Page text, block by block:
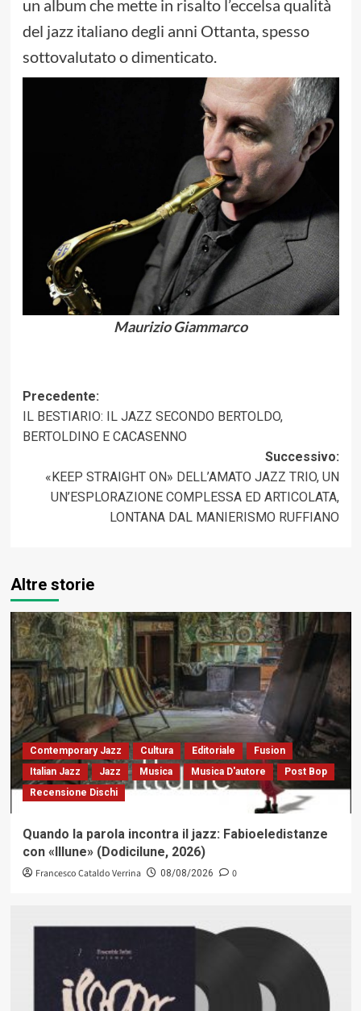
un album che mette in risalto l’eccelsa qualità
del jazz italiano degli anni Ottanta, spesso
sottovalutato o dimenticato.
Maurizio Giammarco
Navigazione
articolo
Precedente:
IL BESTIARIO: IL JAZZ SECONDO BERTOLDO,
BERTOLDINO E CACASENNO
Successivo:
«KEEP STRAIGHT ON» DELL’AMATO JAZZ TRIO, UN
UN’ESPLORAZIONE COMPLESSA ED ARTICOLATA,
LONTANA DAL MANIERISMO RUFFIANO
Altre storie
Contemporary Jazz Cultura Editoriale
Fusion
Italian Jazz
Jazz Musica Musica D'autore
Post Bop
Recensione Dischi
Quando la parola incontra il jazz: Fabioeledistanze
con «Illune» (Dodicilune, 2026)
Francesco Cataldo Verrina 08/08/2026 0